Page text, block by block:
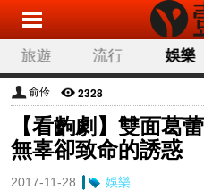
旅遊 流行 娛樂
俞伶 2328
【看齣劇】雙面葛
無辜卻致命的誘惑
2017-11-28 娛樂